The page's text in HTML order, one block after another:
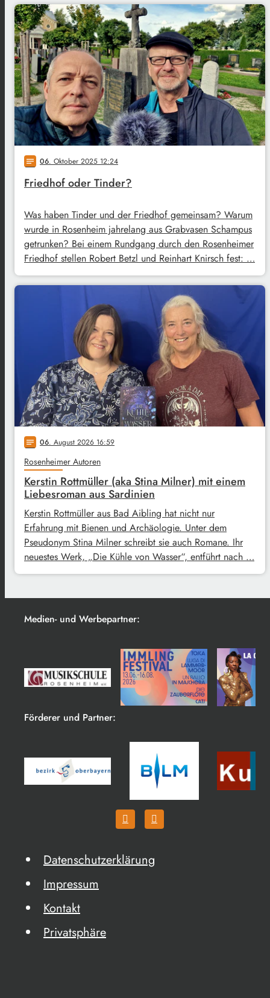
notes 06. Oktober 2025 12:24
Friedhof oder Tinder?
Was haben Tinder und der Friedhof gemeinsam? Warum
wurde in Rosenheim jahrelang aus Grabvasen Schampus
getrunken? Bei einem Rundgang durch den Rosenheimer
Friedhof stellen Robert Betzl und Reinhart Knirsch fest: …
notes 06. August 2026 16:59
Rosenheimer Autoren
Kerstin Rottmüller (aka Stina Milner) mit einem
Liebesroman aus Sardinien
Kerstin Rottmüller aus Bad Aibling hat nicht nur
Erfahrung mit Bienen und Archäologie. Unter dem
Pseudonym Stina Milner schreibt sie auch Romane. Ihr
neuestes Werk, „Die Kühle von Wasser“, entführt nach …
Medien- und Werbepartner:
Förderer und Partner:
Datenschutzerklärung
Impressum
Kontakt
Privatsphäre